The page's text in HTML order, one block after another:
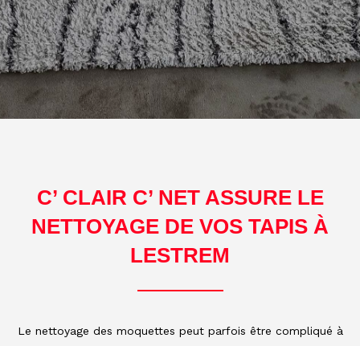
C’ CLAIR C’ NET ASSURE LE
NETTOYAGE DE VOS TAPIS À
LESTREM
Le nettoyage des moquettes peut parfois être compliqué à